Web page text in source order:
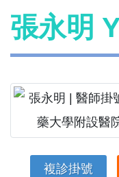
張永明
複診掛號